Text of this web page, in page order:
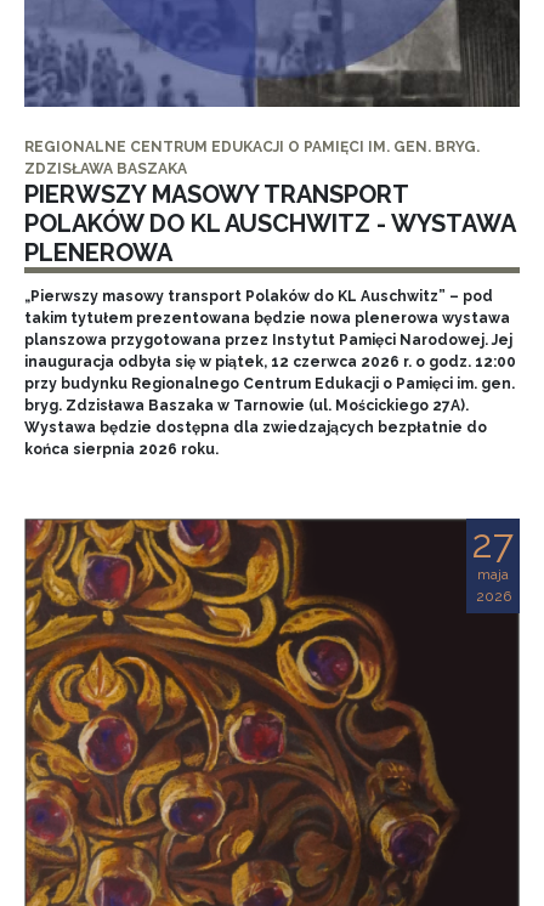
REGIONALNE CENTRUM EDUKACJI O PAMIĘCI IM. GEN. BRYG.
ZDZISŁAWA BASZAKA
PIERWSZY MASOWY TRANSPORT
POLAKÓW DO KL AUSCHWITZ - WYSTAWA
PLENEROWA
„Pierwszy masowy transport Polaków do KL Auschwitz” – pod
takim tytułem prezentowana będzie nowa plenerowa wystawa
planszowa przygotowana przez Instytut Pamięci Narodowej. Jej
inauguracja odbyła się w piątek, 12 czerwca 2026 r. o godz. 12:00
przy budynku Regionalnego Centrum Edukacji o Pamięci im. gen.
bryg. Zdzisława Baszaka w Tarnowie (ul. Mościckiego 27A).
Wystawa będzie dostępna dla zwiedzających bezpłatnie do
końca sierpnia 2026 roku.
27
maja
2026